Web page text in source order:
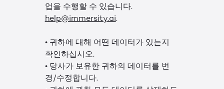
업을 수행할 수 있습니다.
help@immersity.ai.
• 귀하에 대해 어떤 데이터가 있는지
확인하십시오.
• 당사가 보유한 귀하의 데이터를 변
경/수정합니다.